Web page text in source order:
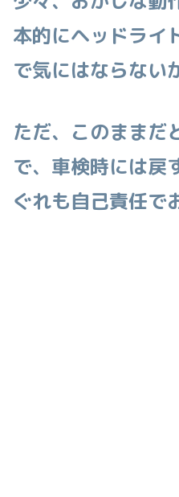
本的にヘッドライ
で気にはならない
ただ、このままだ
で、車検時には戻
ぐれも自己責任で